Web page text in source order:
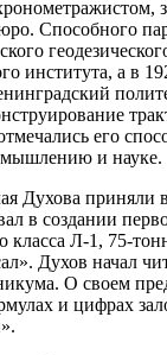
Способного
института, а в
его
мышлению и науке.
Духова приняли
в создании
класса Л-1, 75-
Духов начал
О своем
и цифрах